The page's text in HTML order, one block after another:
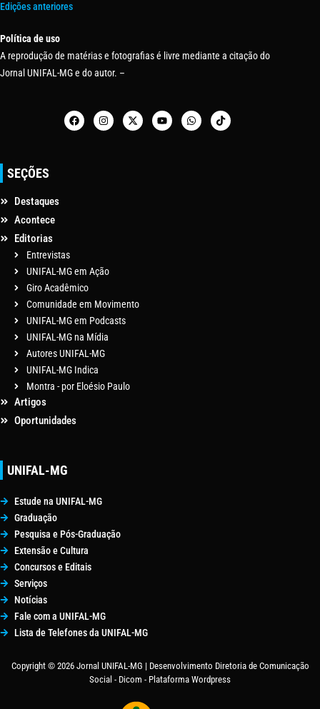
Edições anteriores
Política de uso
A reprodução de matérias e fotografias é livre mediante a citação do
Jornal UNIFAL-MG e do autor. –
SEÇÕES
Destaques
Acontece
Editorias
Entrevistas
UNIFAL-MG em Ação
Giro Acadêmico
Comunidade em Movimento
UNIFAL-MG em Podcasts
UNIFAL-MG na Mídia
Autores UNIFAL-MG
UNIFAL-MG Indica
Montra - por Eloésio Paulo
Artigos
Oportunidades
UNIFAL-MG
Estude na UNIFAL-MG
Graduação
Pesquisa e Pós-Graduação
Extensão e Cultura
Concursos e Editais
Serviços
Notícias
Fale com a UNIFAL-MG
Lista de Telefones da UNIFAL-MG
Copyright © 2026 Jornal UNIFAL-MG | Desenvolvimento Diretoria de Comunicação
Social - Dicom - Plataforma Wordpress